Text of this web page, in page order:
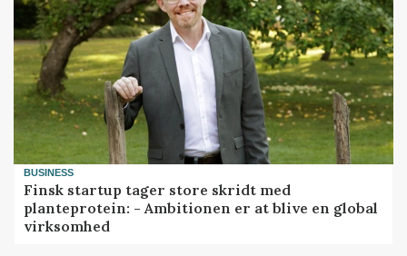
BUSINESS
Finsk startup tager store skridt med
planteprotein: - Ambitionen er at blive en global
virksomhed